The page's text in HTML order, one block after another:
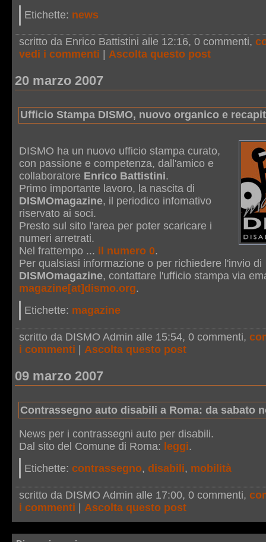
Etichette: news
scritto da Enrico Battistini alle 12:16, 0 commenti,
vedi i commenti
Ascolta questo post
20 marzo 2007
Ufficio Stampa DISMO, nuovo organico e
DISMO ha un nuovo ufficio stampa curato,
con passione e competenza, dall'amico e
collaboratore Enrico Battistini.
Primo importante lavoro, la nascita di
DISMOmagazine, il periodico infomativo
riservato ai soci.
Presto sul sito l'area per poter scaricare i
numeri arretrati.
Nel frattempo ... il numero 0.
Per qualsiasi informazione o per richiedere l'invio di
DISMOmagazine, contattare l'ufficio stampa via
magazine[at]dismo.org.
Etichette: magazine
scritto da DISMO Admin alle 15:54, 0 commenti,
i commenti | Ascolta questo post
09 marzo 2007
Contrassegno auto disabili a Roma: da sabato
News per i contrassegni auto per disabili.
Dal sito del Comune di Roma: leggi.
Etichette:contrassegno,disabili, mobilità
scritto da DISMO Admin alle 17:00, 0 commenti,
i commenti | Ascolta questo post